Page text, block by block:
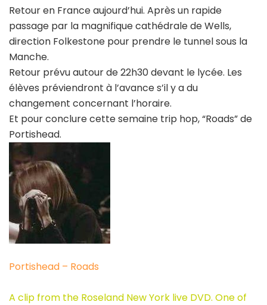
Bristol.
Track
5
“Roads”,
Portishead
Retour en France aujourd’hui. Après un rapide
passage par la magnifique cathédrale de Wells,
direction Folkestone pour prendre le tunnel sous la
Manche.
Retour prévu autour de 22h30 devant le lycée. Les
élèves préviendront à l’avance s’il y a du
changement concernant l’horaire.
Et pour conclure cette semaine trip hop, “Roads” de
Portishead.
Portishead – Roads
A clip from the Roseland New York live DVD. One of